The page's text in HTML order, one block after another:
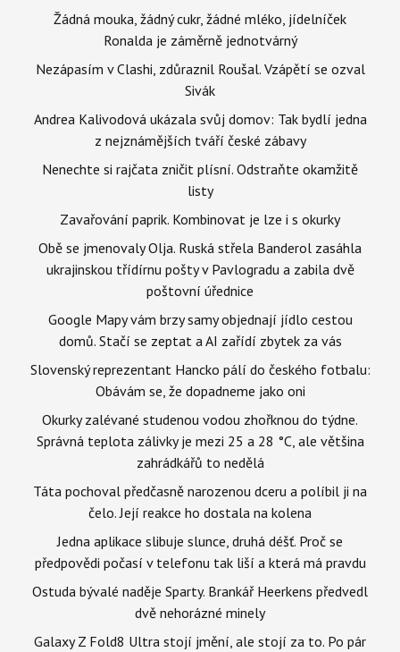
Žádná mouka, žádný cukr, žádné mléko, jídelníček
Ronalda je záměrně jednotvárný
Nezápasím v Clashi, zdůraznil Roušal. Vzápětí se ozval
Sivák
Andrea Kalivodová ukázala svůj domov: Tak bydlí jedna
z nejznámějších tváří české zábavy
Nenechte si rajčata zničit plísní. Odstraňte okamžitě
listy
Zavařování paprik. Kombinovat je lze i s okurky
Obě se jmenovaly Olja. Ruská střela Banderol zasáhla
ukrajinskou třídírnu pošty v Pavlogradu a zabila dvě
poštovní úřednice
Google Mapy vám brzy samy objednají jídlo cestou
domů. Stačí se zeptat a AI zařídí zbytek za vás
Slovenský reprezentant Hancko pálí do českého fotbalu:
Obávám se, že dopadneme jako oni
Okurky zalévané studenou vodou zhořknou do týdne.
Správná teplota zálivky je mezi 25 a 28 °C, ale většina
zahrádkářů to nedělá
Táta pochoval předčasně narozenou dceru a políbil ji na
čelo. Její reakce ho dostala na kolena
Jedna aplikace slibuje slunce, druhá déšť. Proč se
předpovědi počasí v telefonu tak liší a která má pravdu
Ostuda bývalé naděje Sparty. Brankář Heerkens předvedl
dvě nehorázné minely
Galaxy Z Fold8 Ultra stojí jmění, ale stojí za to. Po pár